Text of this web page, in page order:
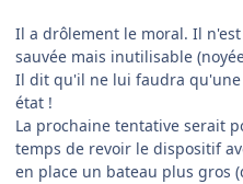
Il a drôlement le moral. Il
sauvée mais inutilisable
Il dit qu'il ne lui faudra
état !
La prochaine tentative serait
temps de revoir le dispositif
en place un bateau plus gros